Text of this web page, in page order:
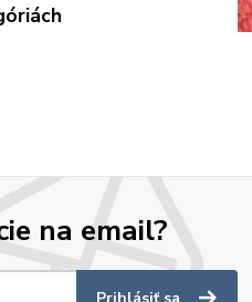
na email?
Prihlásiť sa